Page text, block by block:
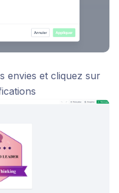
envies et cliquez sur